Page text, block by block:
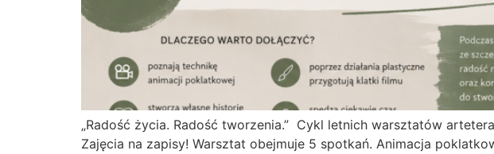
„Radość życia. Radość tworzenia.” Cykl letnich warsztatów
Zajęcia na zapisy! Warsztat obejmuje 5 spotkań. Animacja